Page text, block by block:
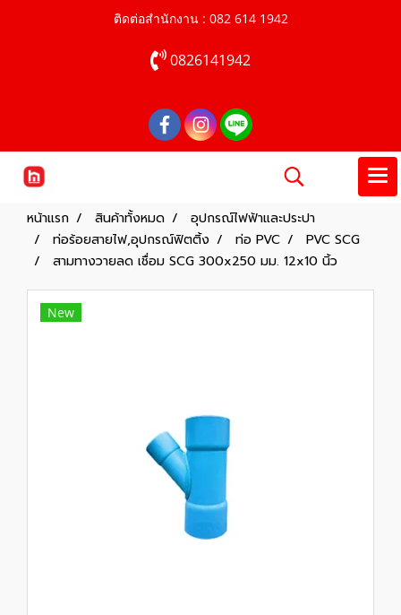
ติดต่อสำนักงาน : 082 614 1942
0826141942
หน้าแรก สินค้าทั้งหมด
อุปกรณ์ไฟฟ้าและประปา
ท่อร้อยสายไฟ,อุปกรณ์ฟิตติ้ง
ท่อ PVC
PVC SCG
สามทางวายลด เชื่อม SCG 300x250 มม. 12x10 นิ้ว
New